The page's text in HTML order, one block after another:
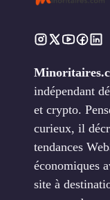
indépendant
et crypto.
curieux, il
tendances
économiques
site à